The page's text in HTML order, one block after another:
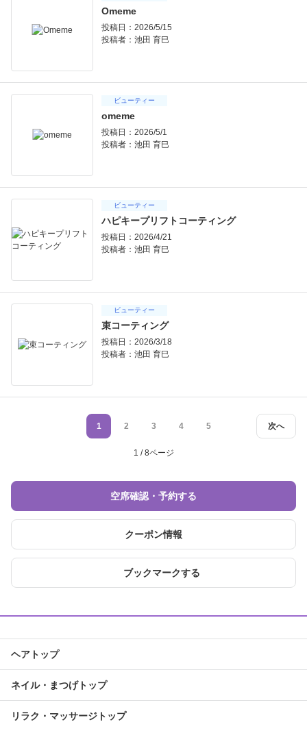
Omeme
投稿日：2026/5/15
投稿者： 池田 育巳
ビューティー
omeme
投稿日：2026/5/1
投稿者： 池田 育巳
ビューティー
ハピキープリフトコーティング
投稿日：2026/4/21
投稿者： 池田 育巳
ビューティー
束コーティング
投稿日：2026/3/18
投稿者： 池田 育巳
次へ
1 2 3 4 5
1 / 8ページ
空席確認・予約する
クーポン情報
ブックマークする
ヘアトップ
ネイル・まつげトップ
リラク・マッサージトップ